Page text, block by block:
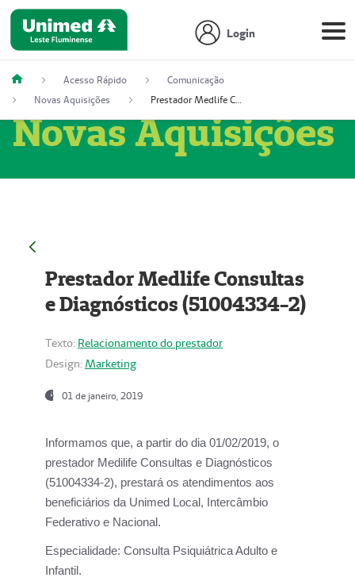
Login
Acesso Rápido
Comunicação
Novas Aquisições
Prestador Medlife Consultas e Diagnósticos (51004334-2)
Novas Aquisições
Prestador Medlife Consultas
e Diagnósticos (51004334-2)
Texto: Relacionamento do prestador
Design: Marketing
01 de janeiro, 2019
Informamos que, a partir do dia 01/02/2019, o
prestador Medilife Consultas e Diagnósticos
(51004334-2), prestará os atendimentos aos
beneficiários da Unimed Local, Intercâmbio
Federativo e Nacional.
Especialidade: Consulta Psiquiátrica Adulto e
Infantil.